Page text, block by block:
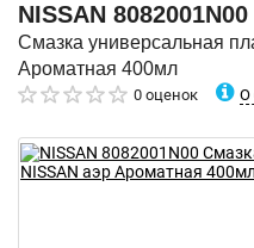
NISSAN 8082001N00
Смазка универсальная
Ароматная 400мл
0 оценок О